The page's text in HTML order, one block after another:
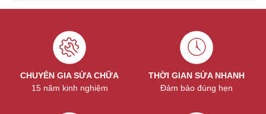
hiển thị bình thường, cảm ứng vẫn hoạt động tốt thì chỉ cần
thay hoặc ép kính mới, giúp tiết kiệm chi phí mà vẫn giữ
nguyên màn hình LCD gốc.
CHUYÊN GIA SỬA CHỮA
15 năm kinh nghiệm
THỜI GIAN SỬA NHANH
Đảm bảo đúng hẹn